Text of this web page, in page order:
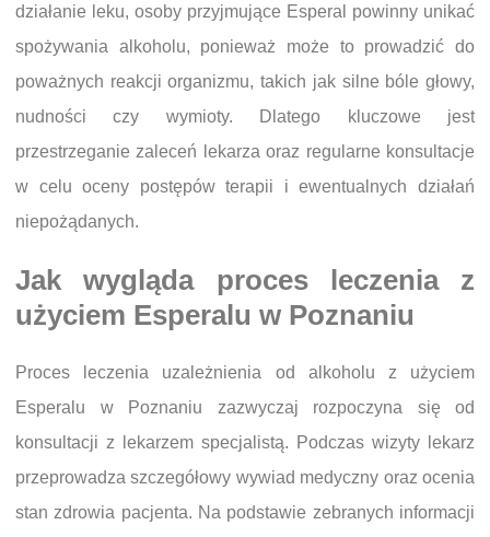
działanie leku, osoby przyjmujące Esperal powinny unikać
spożywania alkoholu, ponieważ może to prowadzić do
poważnych reakcji organizmu, takich jak silne bóle głowy,
nudności czy wymioty. Dlatego kluczowe jest
przestrzeganie zaleceń lekarza oraz regularne konsultacje
w celu oceny postępów terapii i ewentualnych działań
niepożądanych.
Jak wygląda proces leczenia z
użyciem Esperalu w Poznaniu
Proces leczenia uzależnienia od alkoholu z użyciem
Esperalu w Poznaniu zazwyczaj rozpoczyna się od
konsultacji z lekarzem specjalistą. Podczas wizyty lekarz
przeprowadza szczegółowy wywiad medyczny oraz ocenia
stan zdrowia pacjenta. Na podstawie zebranych informacji